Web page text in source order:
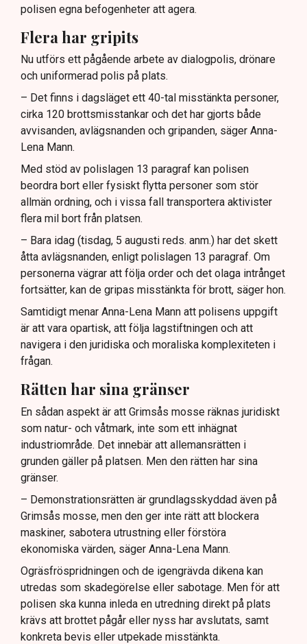
polisen egna befogenheter att agera.
Flera har gripits
Nu utförs ett pågående arbete av dialogpolis, drönare
och uniformerad polis på plats.
– Det finns i dagsläget ett 40-tal misstänkta personer,
cirka 120 brottsmisstankar och det har gjorts både
avvisanden, avlägsnanden och gripanden, säger Anna-
Lena Mann.
Med stöd av polislagen 13 paragraf kan polisen
beordra bort eller fysiskt flytta personer som stör
allmän ordning, och i vissa fall transportera aktivister
flera mil bort från platsen.
– Bara idag (tisdag, 5 augusti reds. anm.) har det skett
åtta avlägsnanden, enligt polislagen 13 paragraf. Om
personerna vägrar att följa order och det olaga intrånget
fortsätter, kan de gripas misstänkta för brott, säger hon.
Samtidigt menar Anna-Lena Mann att polisens uppgift
är att vara opartisk, att följa lagstiftningen och att
navigera i den juridiska och moraliska komplexiteten i
frågan.
Rätten har sina gränser
En sådan aspekt är att Grimsås mosse räknas juridiskt
som natur- och våtmark, inte som ett inhägnat
industriområde. Det innebär att allemansrätten i
grunden gäller på platsen. Men den rätten har sina
gränser.
– Demonstrationsrätten är grundlagsskyddad även på
Grimsås mosse, men den ger inte rätt att blockera
maskiner, sabotera utrustning eller förstöra
ekonomiska värden, säger Anna-Lena Mann.
Ogräsfröspridningen och de igengrävda dikena kan
utredas som skadegörelse eller sabotage. Men för att
polisen ska kunna inleda en utredning direkt på plats
krävs att brottet pågår eller nyss har avslutats, samt
konkreta bevis eller utpekade misstänkta.